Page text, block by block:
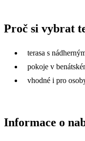
Proč si vybrat
terasa s
pokoje v
vhodné i pro
Informace o